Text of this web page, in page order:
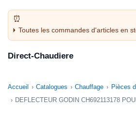
Toutes les commandes d'articles en
avant 14H sont expédiées le jour
Direct-Chaudiere
Accueil Catalogues Chauffage
Pièces
DEFLECTEUR GODIN CH692113178